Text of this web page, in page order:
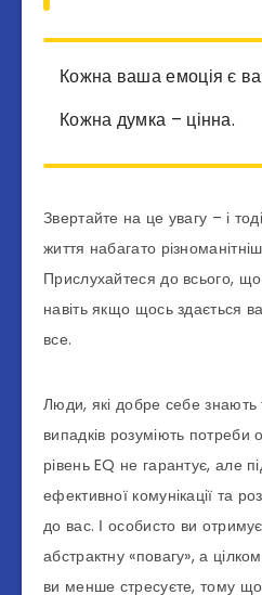
Кожна ваша емоція є
Кожна думка – цінна.
Звертайте на це увагу – і
життя набагато
Прислухайтеся до всього,
навіть якщо щось здається
все.
Люди, які добре себе знають
випадків розуміють потреби
рівень EQ не гарантує, але
ефективної комунікації та
до вас. І особисто ви
абстрактну «повагу», а
ви менше стресуєте, тому